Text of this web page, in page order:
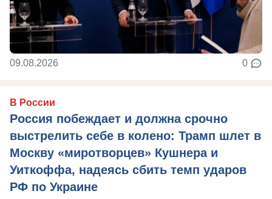
09.08.2026 0
В России
Россия побеждает и должна срочно
выстрелить себе в колено: Трамп шлет в
Москву «миротворцев» Кушнера и
Уиткоффа, надеясь сбить темп ударов
РФ по Украине